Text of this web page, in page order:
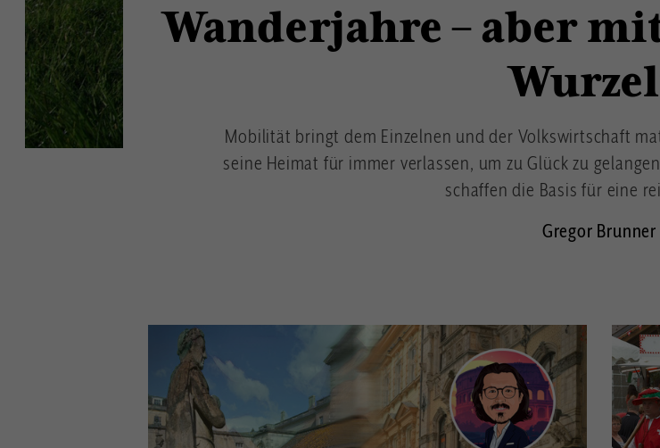
Wanderjahre – aber
Mobilität bringt dem Einzelnen und der Volkswirtschaft
seine Heimat für immer verlassen, um zu Glück zu
schaffen die Basis für eine
Gregor Brunner